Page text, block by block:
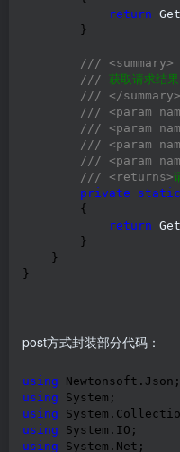
return
        }
///
<summary>
/// 获取请求结果
///
</summary>
///
<param
///
<param
///
<param
///
<param
///
<returns>
private
static
        {
return
        }
    }
}
post方式封装部分代码：
using
using
using
using
using